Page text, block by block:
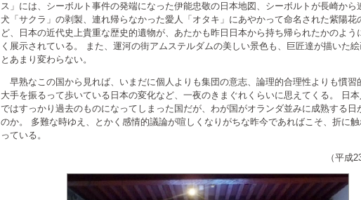
ス」には、シーボルト事件の発端になった伊能忠敬の日本地図、シーボルトが長崎から
犬「サクラ」の剥製、連れ帰らなかった愛人「オタキ」にあやかって命名された紫陽花
ど、日本の近代史上貴重な歴史的遺物が、あたかも昨日日本から持ち帰られたかのよう
く展示されている。 また、運河の街アムステルダムの美しい景色も、巨匠達が描いた
とあまり変わらない。
早熟なこの国から見れば、いまだに個人よりも集団の意志、論理的合理性よりも慣習
大手を振るって歩いている日本の変化など、一夜のきまぐれくらいに思えてくる。 日
ではすっかり過去のものになってしまった国だが、わが国がオランダ並みに成熟する日
のか。 多難な時ゆえ、とかく感情的議論が喧しくなりがちな昨今であればこそ、折に
っている。
（平成